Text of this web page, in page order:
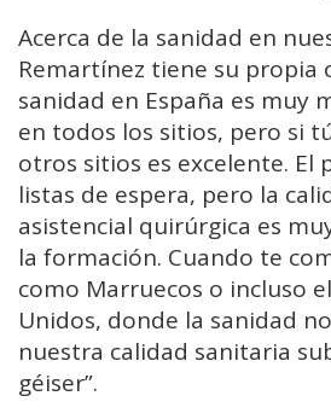
Acerca de la sanidad en
Remartínez tiene su propia
sanidad en España es muy
en todos los sitios, pero si
otros sitios es excelente. El
listas de espera, pero la
asistencial quirúrgica es
la formación. Cuando te
como Marruecos o incluso
Unidos, donde la sanidad
nuestra calidad sanitaria
géiser”.